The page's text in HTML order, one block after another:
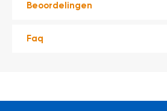
t
Mijn
Beoordelingen
Faq